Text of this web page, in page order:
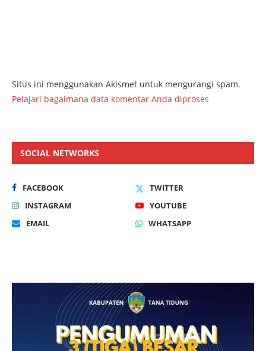
Situs ini menggunakan Akismet untuk mengurangi spam.
Pelajari bagaimana data komentar Anda diproses
SOCIAL NETWORKS
FACEBOOK
TWITTER
INSTAGRAM
YOUTUBE
EMAIL
WHATSAPP